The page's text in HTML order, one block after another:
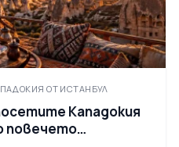
ОТ ИСТАНБУЛ
Кападокия
повечето